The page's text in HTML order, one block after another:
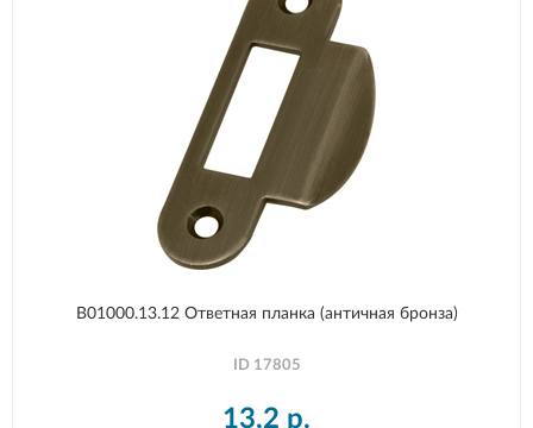
B01000.13.12 Ответная планка (античная бронза)
ID 17805
13,2 р.